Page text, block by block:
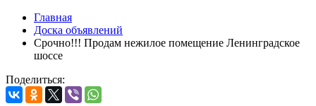
Главная
Доска объявлений
Срочно!!! Продам нежилое помещение Ленинградское
шоссе
Поделиться: